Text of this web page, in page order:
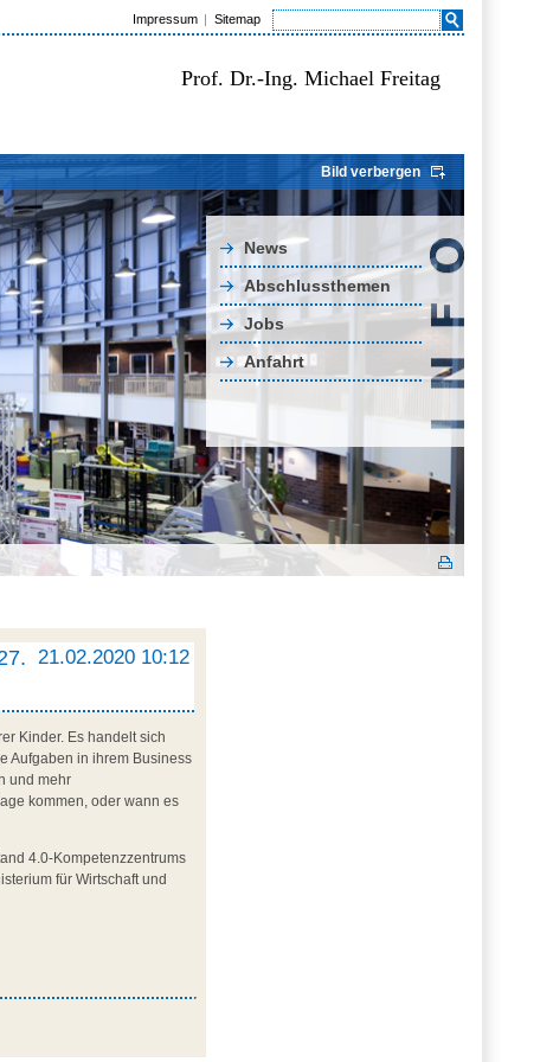
Impressum Sitemap
Prof. Dr.-Ing. Michael Freitag
Bild verbergen
News
Abschlussthemen
Jobs
Anfahrt
21.02.2020 10:12
Kinder. Es handelt sich
Aufgaben in ihrem Business
und mehr
kommen, oder wann es
4.0-Kompetenzzentrums
für Wirtschaft und